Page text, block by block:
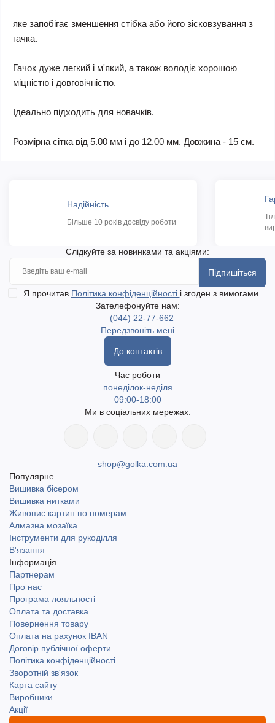
яке запобігає зменшення стібка або його зісковзування з
гачка.
Гачок дуже легкий і м'який, а також володіє хорошою
міцністю і довговічністю.
Ідеально підходить для новачків.
Розмірна сітка від 5.00 мм і до 12.00 мм. Довжина - 15 см.
Надійність
Більше 10 років досвіду роботи
Слідкуйте за новинками та акціями:
Підпишіться
Я прочитав Політика конфіденційності і згоден з вимогами
Зателефонуйте нам:
(044) 22-77-662
Передзвоніть мені
До контактів
Час роботи
понеділок-неділя
09:00-18:00
Ми в соціальних мережах:
shop@golka.com.ua
Популярне
Вишивка бісером
Вишивка нитками
Живопис картин по номерам
Алмазна мозаїка
Інструменти для рукоділля
В'язання
Інформація
Партнерам
Про нас
Програма лояльності
Оплата та доставка
Повернення товару
Оплата на рахунок IBAN
Договір публічної оферти
Політика конфіденційності
Зворотній зв'язок
Карта сайту
Виробники
Акції